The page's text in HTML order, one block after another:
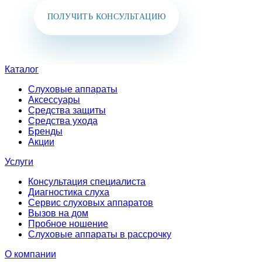
ПОЛУЧИТЬ КОНСУЛЬТАЦИЮ
Каталог
Слуховые аппараты
Аксессуары
Средства защиты
Средства ухода
Бренды
Акции
Услуги
Консультация специалиста
Диагностика слуха
Сервис слуховых аппаратов
Вызов на дом
Пробное ношение
Слуховые аппараты в рассрочку
О компании